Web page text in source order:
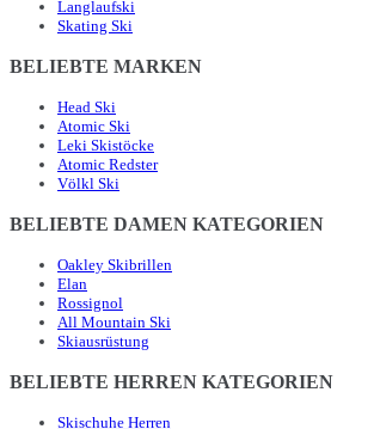
Langlaufski
Skating Ski
BELIEBTE MARKEN
Head Ski
Atomic Ski
Leki Skistöcke
Atomic Redster
Völkl Ski
BELIEBTE DAMEN KATEGORIEN
Oakley Skibrillen
Elan
Rossignol
All Mountain Ski
Skiausrüstung
BELIEBTE HERREN KATEGORIEN
Skischuhe Herren